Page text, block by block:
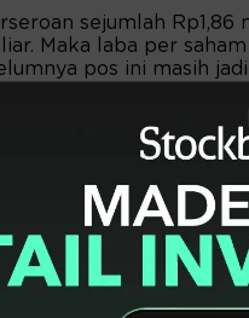
sejumlah Rp1,86
Maka laba per saham
pos ini masih
2022 tercatat Rp1,035
masih di Rp1,073